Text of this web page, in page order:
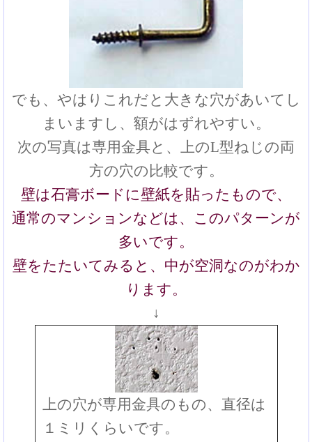
でも、やはりこれだと大きな穴があいてし
まいますし、額がはずれやすい。
次の写真は専用金具と、上のL型ねじの両
方の穴の比較です。
壁は石膏ボードに壁紙を貼ったもので、
通常のマンションなどは、このパターンが
多いです。
壁をたたいてみると、中が空洞なのがわか
ります。
↓
上の穴が専用金具のもの、直径は
１ミリくらいです。